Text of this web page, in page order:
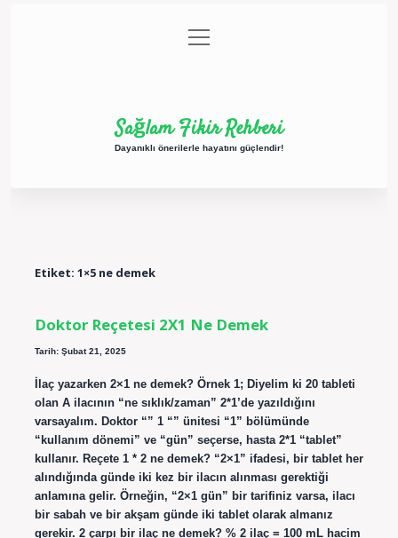
Gizlilik Politikası
menüyü
aç
Sağlam Fikir Rehberi
Dayanıklı önerilerle hayatını güçlendir!
Etiket: 1×5 ne demek
Doktor Reçetesi 2X1 Ne Demek
Tarih: Şubat 21, 2025
İlaç yazarken 2×1 ne demek? Örnek 1; Diyelim ki 20 tableti
olan A ilacının “ne sıklık/zaman” 2*1’de yazıldığını
varsayalım. Doktor “” 1 “” ünitesi “1” bölümünde
“kullanım dönemi” ve “gün” seçerse, hasta 2*1 “tablet”
kullanır. Reçete 1 * 2 ne demek? “2×1” ifadesi, bir tablet her
alındığında günde iki kez bir ilacın alınması gerektiği
anlamına gelir. Örneğin, “2×1 gün” bir tarifiniz varsa, ilacı
bir sabah ve bir akşam günde iki tablet olarak almanız
gerekir. 2 çarpı bir ilaç ne demek? % 2 ilaç = 100 mL hacim